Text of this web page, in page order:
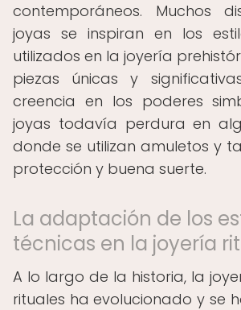
contemporáneos. Muchos
joyas se inspiran en los
utilizados en la joyería
piezas únicas y
creencia en los poderes
joyas todavía perdura en
donde se utilizan amuletos y
protección y buena suerte.
La adaptación de los
técnicas en la joyería
A lo largo de la historia, la
rituales ha evolucionado y se